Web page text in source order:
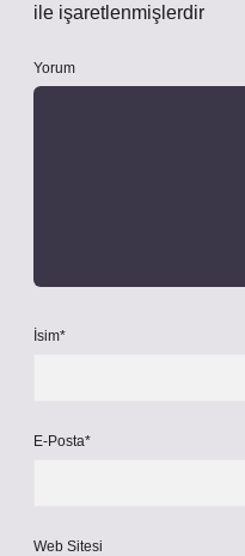
ile işaretlenmişlerdir
Yorum
İsim*
E-Posta*
Web Sitesi